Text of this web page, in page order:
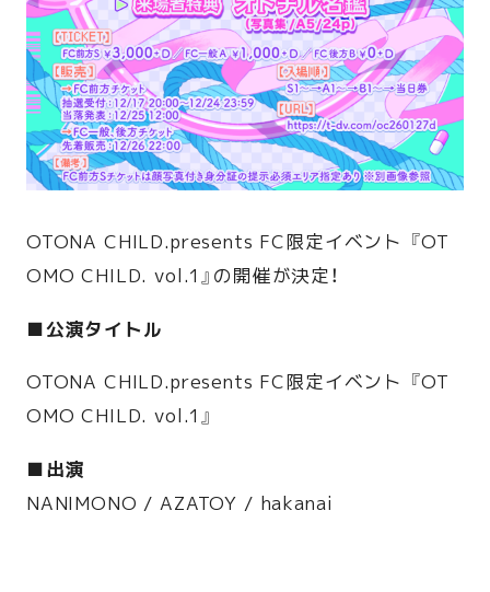
OTONA CHILD.presents FC限定イベント 『OT
OMO CHILD. vol.1』の開催が決定！
■公演タイトル
OTONA CHILD.presents FC限定イベント 『OT
OMO CHILD. vol.1』
■出演
NANIMONO / AZATOY / hakanai